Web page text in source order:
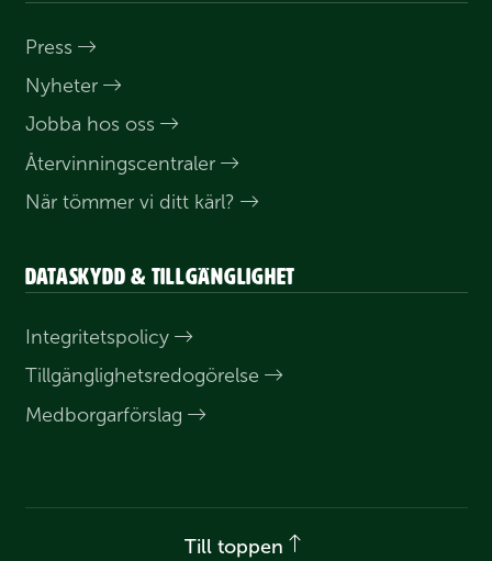
Press
Nyheter
Jobba hos oss
Åter­vinnings­centraler
När tömmer vi ditt kärl?
Dataskydd & tillgänglighet
Integritets­policy
Till­gänglighets­redogörelse
Medborgar­förslag
Till toppen